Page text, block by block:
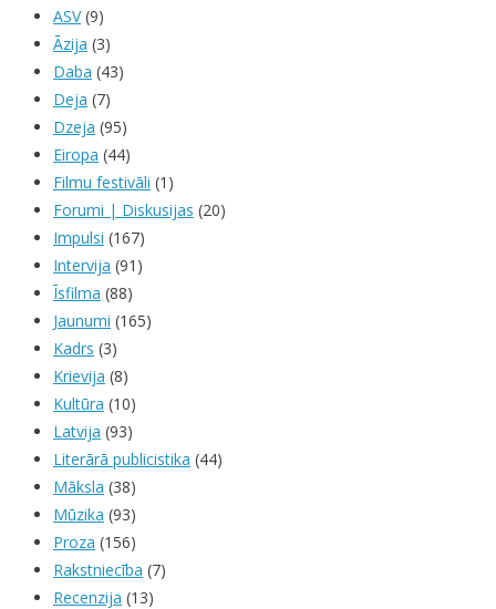
ASV(9)
Āzija (3)
Daba (43)
Deja (7)
Dzeja (95)
Eiropa (44)
Filmu festivāli (1)
Forumi | Diskusijas (20)
Impulsi (167)
Intervija (91)
Īsfilma (88)
Jaunumi (165)
Kadrs (3)
Krievija (8)
Kultūra (10)
Latvija (93)
Literārā publicistika (44)
Māksla (38)
Mūzika (93)
Proza (156)
Rakstniecība (7)
Recenzija (13)